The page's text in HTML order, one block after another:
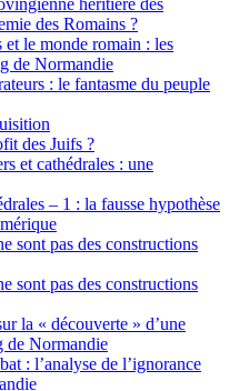
des Romains ?
le monde romain : les
de Normandie
: le fantasme du peuple
des Juifs ?
et cathédrales : une
– 1 : la fausse hypothèse
sont pas des constructions
sont pas des constructions
la « découverte » d’une
de Normandie
: l’analyse de l’ignorance